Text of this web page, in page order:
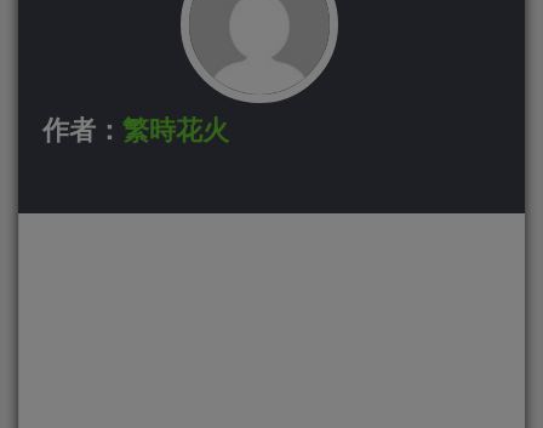
作者： 繁時花火